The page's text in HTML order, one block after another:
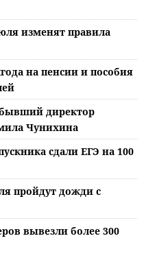
изменят правила
на пенсии и пособия
директор
Чунихина
сдали ЕГЭ на 100
пройдут дожди с
вывезли более 300